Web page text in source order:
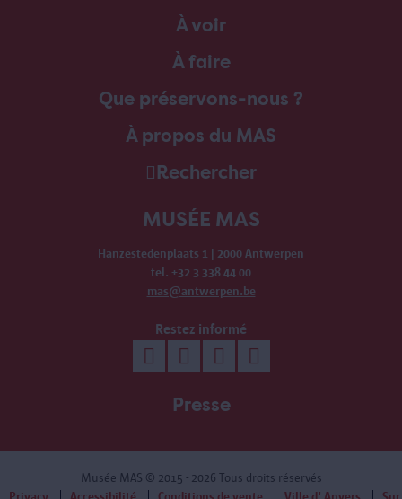
À voir
À faire
Que préservons-nous ?
À propos du MAS
Rechercher
MUSÉE MAS
Hanzestedenplaats 1 | 2000 Antwerpen
tel. +32 3 338 44 00
mas@antwerpen.be
Restez informé
Presse
Musée MAS © 2015 - 2026 Tous droits réservés